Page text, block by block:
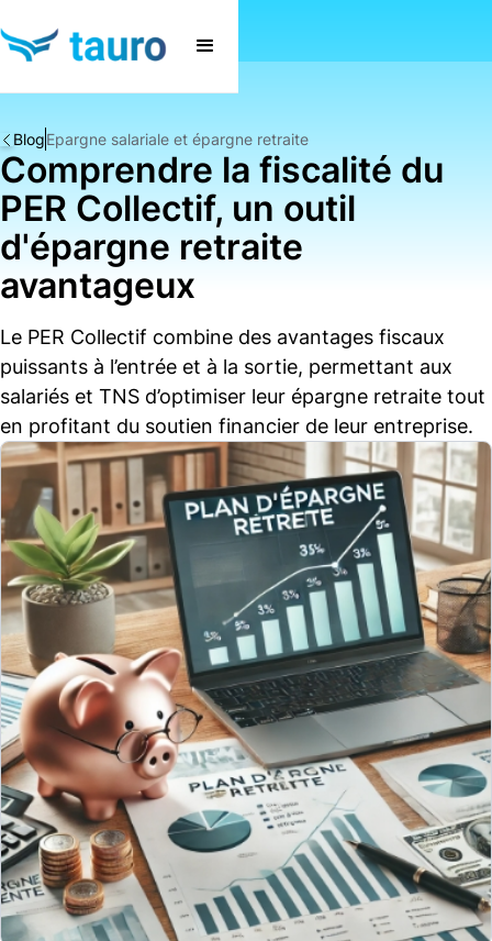
BlogEpargne salariale et épargne retraite
Comprendre la fiscalité du
PER Collectif, un outil
d'épargne retraite
avantageux
Le PER Collectif combine des avantages fiscaux
puissants à l’entrée et à la sortie, permettant aux
salariés et TNS d’optimiser leur épargne retraite tout
en profitant du soutien financier de leur entreprise.